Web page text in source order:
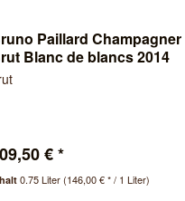
Paillard Champagner
Blanc de blancs 2014
€ *
0.75 Liter(146,00 € * / 1 Liter)